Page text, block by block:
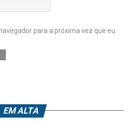
para a próxima vez que eu
EM ALTA